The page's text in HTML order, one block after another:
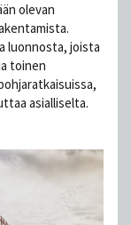
olevan
luonnosta, joista
toinen
asialliselta.